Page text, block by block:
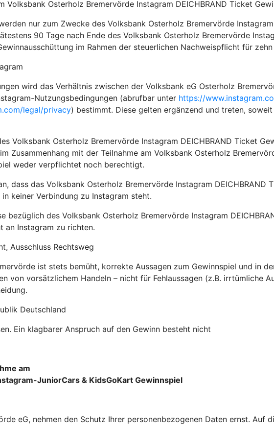
Volksbank Osterholz Bremervörde Instagram DEICHBRAND Ticket
nur zum Zwecke des Volksbank Osterholz Bremervörde Instagram
90 Tage nach Ende des Volksbank Osterholz Bremervörde
im Rahmen der steuerlichen Nachweispflicht für
wird das Verhältnis zwischen der Volksbank eG Osterholz
Nutzungsbedingungen (abrufbar unter https://
legal/privacy) bestimmt. Diese gelten ergänzend und treten,
Osterholz Bremervörde Instagram DEICHBRAND Ticket
Zusammenhang mit der Teilnahme am Volksbank Osterholz
weder verpflichtet noch berechtigt.
das Volksbank Osterholz Bremervörde Instagram DEICHBRAND
keiner Verbindung zu Instagram steht.
des Volksbank Osterholz Bremervörde Instagram
an Instagram zu richten.
Ausschluss Rechtsweg
ist stets bemüht, korrekte Aussagen zum Gewinnspiel und in
von vorsätzlichem Handeln – nicht für Fehlaussagen (z.B. irrtümliche
Deutschland
Ein klagbarer Anspruch auf den Gewinn besteht nicht
am
JuniorCars & KidsGoKart Gewinnspiel
eG, nehmen den Schutz Ihrer personenbezogenen Daten ernst.